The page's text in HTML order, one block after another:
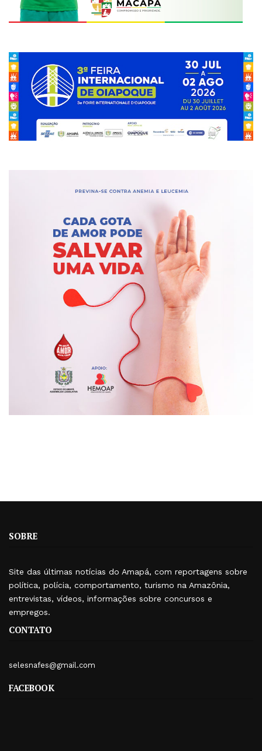
SOBRE
Site das últimas notícias do Amapá, com reportagens sobre
política, polícia, comportamento, turismo na Amazônia,
entrevistas, vídeos, informações sobre concursos e
empregos.
CONTATO
selesnafes@gmail.com
FACEBOOK